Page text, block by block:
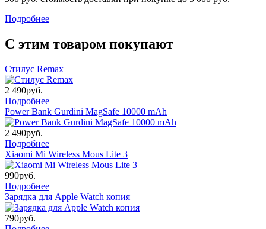
Подробнее
С этим товаром покупают
Стилус Remax
2 490руб.
Подробнее
Power Bank Gurdini MagSafe 10000 mAh
2 490руб.
Подробнее
Xiaomi Mi Wireless Mous Lite 3
990руб.
Подробнее
Зарядка для Apple Watch копия
790руб.